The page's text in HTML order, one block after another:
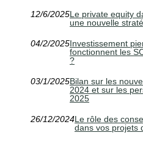
12/6/2025Le private equity
une nouvelle
04/2/2025Investissement
fonctionnent les
?
03/1/2025Bilan sur les
2024 et sur les
2025
26/12/2024Le rôle des
dans vos projets